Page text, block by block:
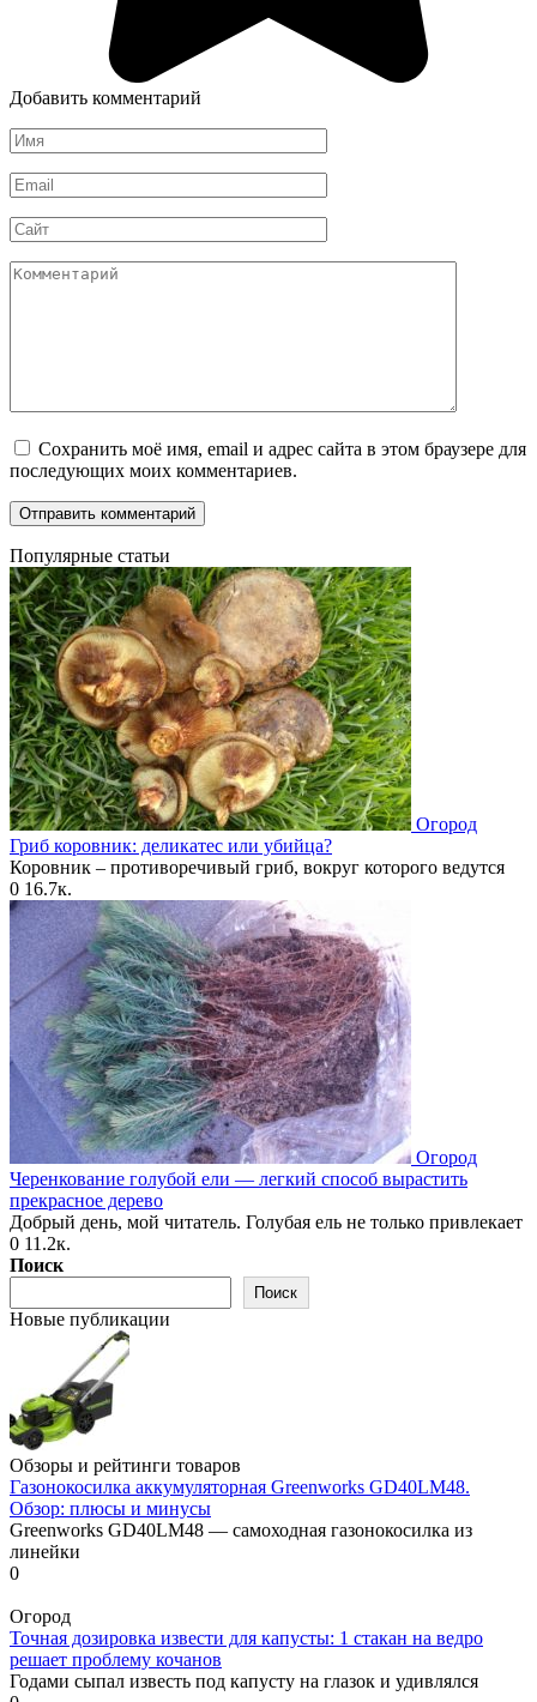
Добавить комментарий
Имя
*
Email
*
Сайт
Комментарий
Сохранить моё имя, email и адрес сайта в этом браузере для
последующих моих комментариев.
Популярные статьи
Огород
Гриб коровник: деликатес или убийца?
Коровник – противоречивый гриб, вокруг которого ведутся
0 16.7к.
Огород
Черенкование голубой ели — легкий способ вырастить
прекрасное дерево
Добрый день, мой читатель. Голубая ель не только привлекает
0 11.2к.
Поиск
Поиск
Новые публикации
Обзоры и рейтинги товаров
Газонокосилка аккумуляторная Greenworks GD40LM48.
Обзор: плюсы и минусы
Greenworks GD40LM48 — самоходная газонокосилка из
линейки
0
Огород
Точная дозировка извести для капусты: 1 стакан на ведро
решает проблему кочанов
Годами сыпал известь под капусту на глазок и удивлялся